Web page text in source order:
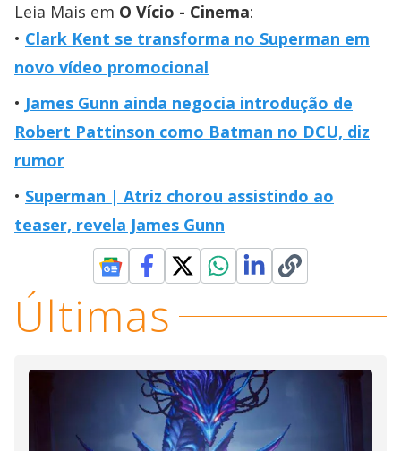
Leia Mais em O Vício - Cinema:
Clark Kent se transforma no Superman em
novo vídeo promocional
James Gunn ainda negocia introdução de
Robert Pattinson como Batman no DCU, diz
rumor
Superman | Atriz chorou assistindo ao
teaser, revela James Gunn
Últimas